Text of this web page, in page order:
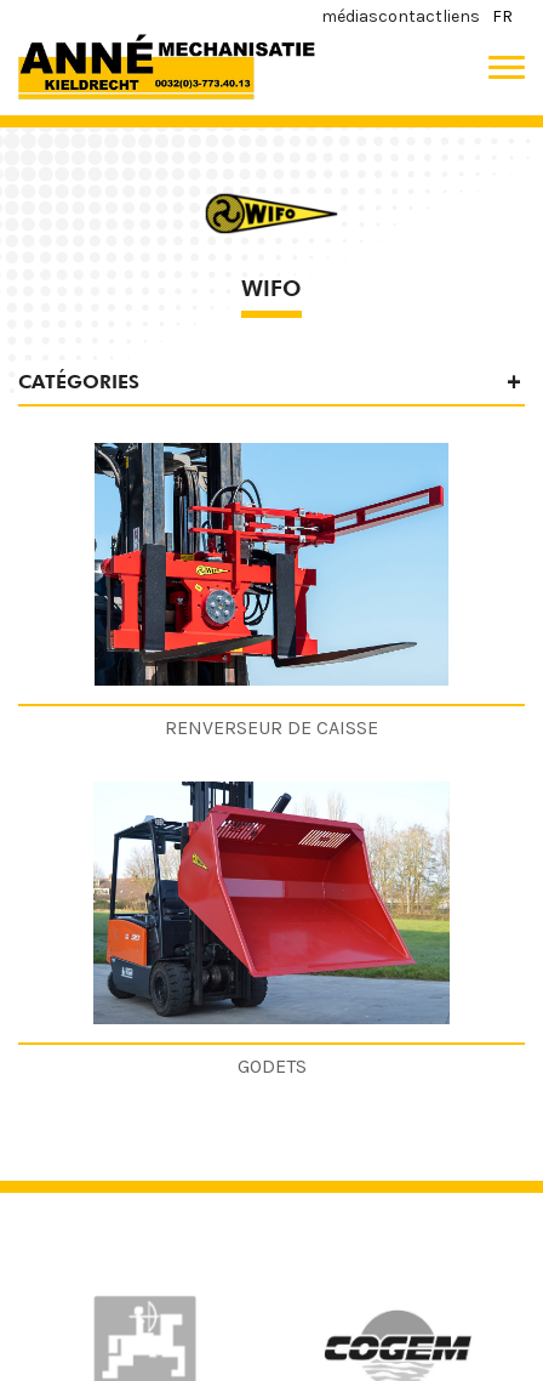
médiascontactliens FR
WIFO
CATÉGORIES
RENVERSEUR DE CAISSE
GODETS